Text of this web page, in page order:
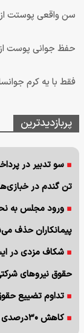
سن واقعی پوستت
حفظ جوانی پوست از
فقط با یه کرم
پربازدیدترین
سو تدبیر در
تن گندم در
ورود مجلس به
پیمانکاران حذف
حقوق نیروهای
تداوم تضییع
کاهش ۳۰درصدی قیمت دام زنده/گوشت قرمز ارزان می‌شود؟